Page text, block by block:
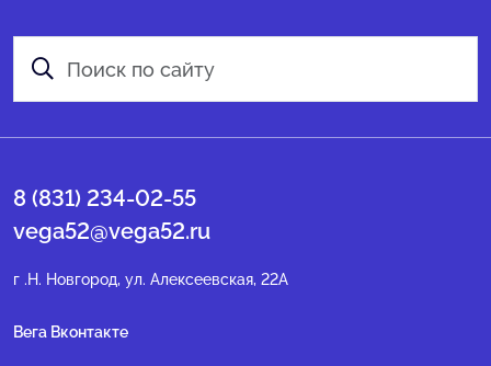
8 (831) 234-02-55
vega52@vega52.ru
г .Н. Новгород, ул. Алексеевская, 22А
Вега Вконтакте